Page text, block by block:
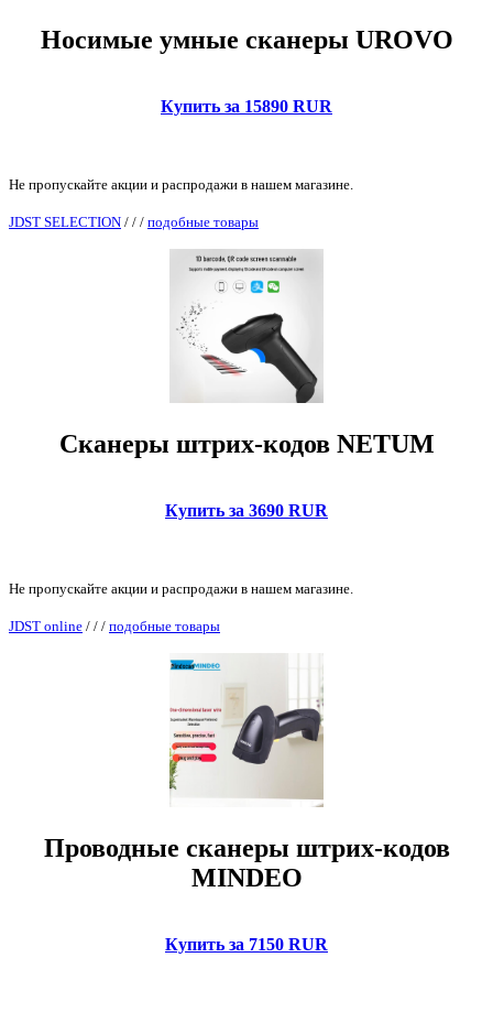
Носимые умные сканеры UROVO
Купить за 15890 RUR
Не пропускайте акции и распродажи в нашем магазине.
JDST SELECTION / / / подобные товары
Сканеры штрих-кодов NETUM
Купить за 3690 RUR
Не пропускайте акции и распродажи в нашем магазине.
JDST online / / / подобные товары
Проводные сканеры штрих-кодов
MINDEO
Купить за 7150 RUR